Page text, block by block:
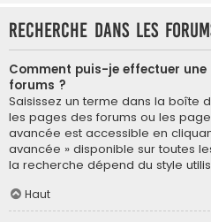
Recherche dans les
Comment puis-je effectuer une
forums ?
Saisissez un terme dans la boîte
les pages des forums ou les
avancée est accessible en
avancée » disponible sur toutes
la recherche dépend du style
Haut